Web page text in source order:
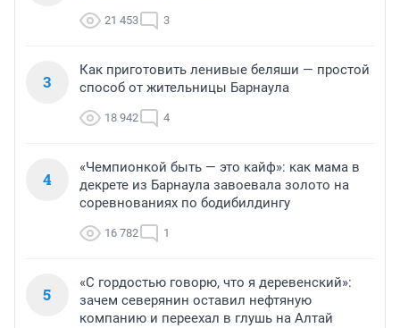
21 453 3
3
Как приготовить ленивые беляши — простой
способ от жительницы Барнаула
18 942 4
4
«Чемпионкой быть — это кайф»: как мама в
декрете из Барнаула завоевала золото на
соревнованиях по бодибилдингу
16 782 1
5
«С гордостью говорю, что я деревенский»:
зачем северянин оставил нефтяную
компанию и переехал в глушь на Алтай